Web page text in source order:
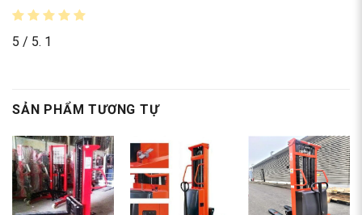
5 / 5. 1
SẢN PHẨM TƯƠNG TỰ